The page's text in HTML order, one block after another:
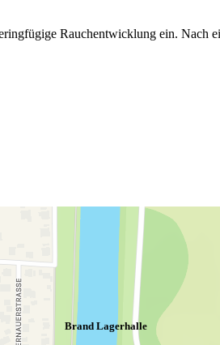
Rauchentwicklung ein. Nach
Brand Lagerhalle